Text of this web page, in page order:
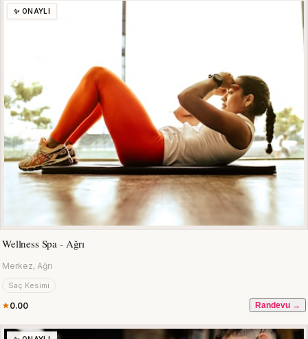
✨ ONAYLI
Wellness Spa - Ağrı
Merkez, Ağrı
Saç Kesimi
0.00 Randevu →